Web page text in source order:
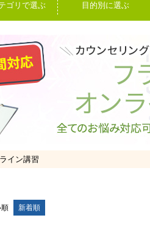
ゴリで選ぶ 目的別に選ぶ
イン講習
新着順